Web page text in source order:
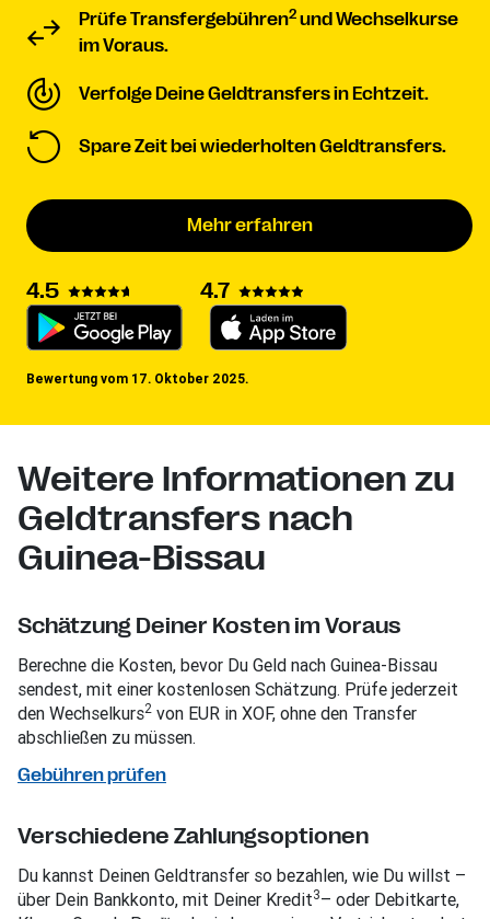
Prüfe Transfergebühren2 und Wechselkurse
im Voraus.
Verfolge Deine Geldtransfers in Echtzeit.
Spare Zeit bei wiederholten Geldtransfers.
Mehr erfahren
4.5 4.7
Bewertung vom 17. Oktober 2025.
Weitere Informationen zu
Geldtransfers nach
Guinea-Bissau
Schätzung Deiner Kosten im Voraus
Berechne die Kosten, bevor Du Geld nach Guinea-Bissau
sendest, mit einer kostenlosen Schätzung. Prüfe jederzeit
den Wechselkurs2 von EUR in XOF, ohne den Transfer
abschließen zu müssen.
Gebühren prüfen
Verschiedene Zahlungsoptionen
Du kannst Deinen Geldtransfer so bezahlen, wie Du willst –
über Dein Bankkonto, mit Deiner Kredit3– oder Debitkarte,